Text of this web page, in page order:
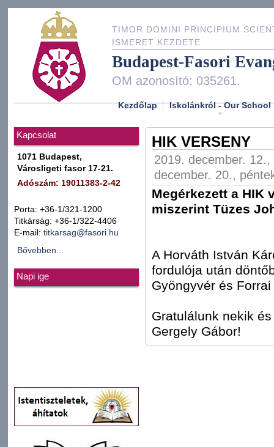
TIMOR DOMINI PRINCIPIUM
ISMERET KEZDETE
Budapest-Fasori
OM azonosító: 035261.
Kezdőlap Iskolánkról - Our School
Kapcsolat
1071 Budapest,
Városligeti fasor 17-21.
Adószám: 19011383-2-42
Porta: +36-1/321-1200
Titkárság: +36-1/322-4406
E-mail: titkarsag@fasori.hu
Bővebben...
Napi ige
HIK VERSENY
2019. december.
december. 20.,
Megérkezett a HIK
miszerint Tüzes
A Horváth István
fordulója után
Gyöngyvér és Forrai
Gratulálunk nekik
Gergely Gábor!